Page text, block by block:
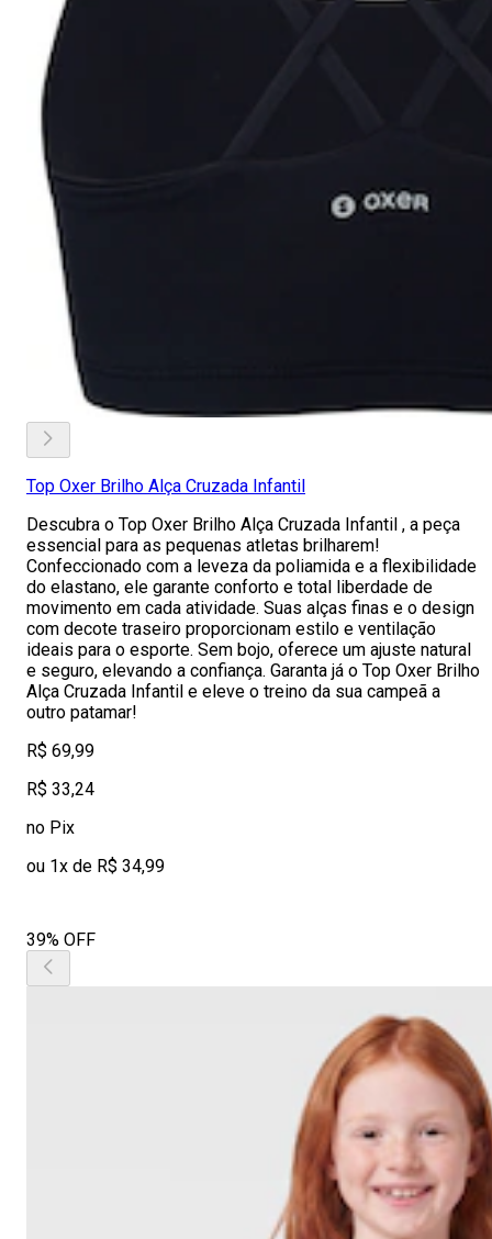
Top Oxer Brilho Alça Cruzada Infantil
Descubra o Top Oxer Brilho Alça Cruzada Infantil , a peça
essencial para as pequenas atletas brilharem!
Confeccionado com a leveza da poliamida e a flexibilidade
do elastano, ele garante conforto e total liberdade de
movimento em cada atividade. Suas alças finas e o design
com decote traseiro proporcionam estilo e ventilação
ideais para o esporte. Sem bojo, oferece um ajuste natural
e seguro, elevando a confiança. Garanta já o Top Oxer Brilho
Alça Cruzada Infantil e eleve o treino da sua campeã a
outro patamar!
R$ 69,99
R$ 33,24
no Pix
ou 1x de R$ 34,99
39% OFF